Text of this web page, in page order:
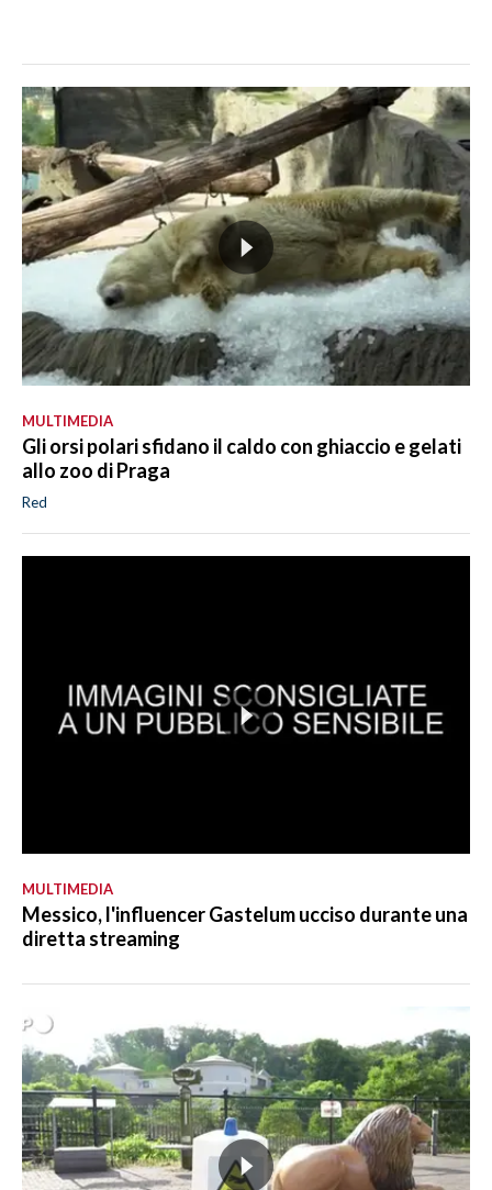
MULTIMEDIA
Gli orsi polari sfidano il caldo con ghiaccio e gelati
allo zoo di Praga
Red
MULTIMEDIA
Messico, l'influencer Gastelum ucciso durante una
diretta streaming